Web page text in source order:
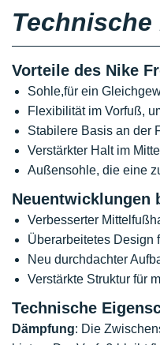
Vorteile des Nike
Sohle,für ein
Flexibilität im Vorfuß,
Stabilere Basis an der
Verstärkter Halt im
Außensohle, die eine
Neuentwicklungen
Verbesserter
Überarbeitetes Design
Neu durchdachter
Verstärkte Struktur für
Technische
Dämpfung: Die